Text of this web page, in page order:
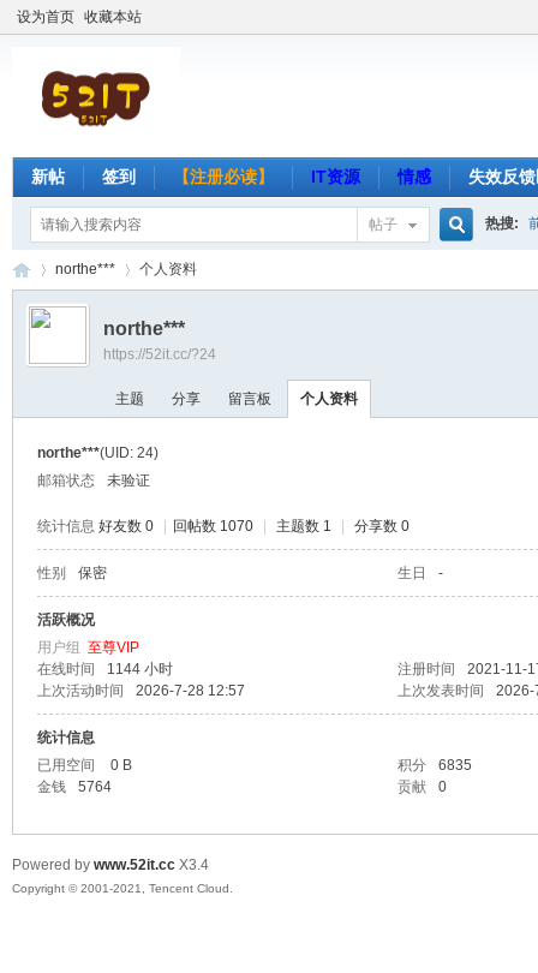
设为首页 收藏本站
新帖 签到 【注册必读】 IT资源 情感 失效反
帖子 热搜:
›
northe*** 个人资料
northe***
https://52it.cc/?24
主题 分享 留言板 个人资料
northe***(UID: 24)
邮箱状态
未验证
统计信息 好友数 0 回帖数 1070 主题数 1 分享数 0
性别 保密 生日 -
活跃概况
用户组 至尊VIP
在线时间
1144 小时 注册时间
2021-11-
上次活动时间
2026-7-28 12:57 上次发表时间 2026-
统计信息
已用空间
0 B 积分
6835
金钱
5764 贡献 0
Powered by www.52it.cc X3.4
Copyright © 2001-2021, Tencent Cloud.